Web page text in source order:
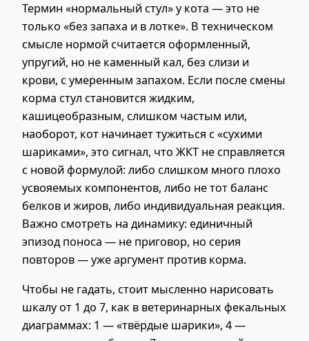
Термин «нормальный стул» у кота — это не
только «без запаха и в лотке». В техническом
смысле нормой считается оформленный,
упругий, но не каменный кал, без слизи и
крови, с умеренным запахом. Если после смены
корма стул становится жидким,
кашицеобразным, слишком частым или,
наоборот, кот начинает тужиться с «сухими
шариками», это сигнал, что ЖКТ не справляется
с новой формулой: либо слишком много плохо
усвояемых компонентов, либо не тот баланс
белков и жиров, либо индивидуальная реакция.
Важно смотреть на динамику: единичный
эпизод поноса — не приговор, но серия
повторов — уже аргумент против корма.
Чтобы не гадать, стоит мысленно нарисовать
шкалу от 1 до 7, как в ветеринарных фекальных
диаграммах: 1 — «твёрдые шарики», 4 —